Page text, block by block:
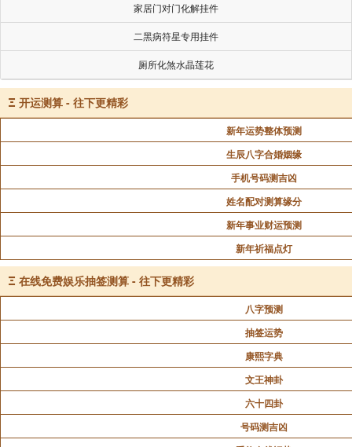
王府长史司。左、右长史各一人。(正五品)其属，典
人，(从八品)奉祠所，奉祠正一人，(正八品)副一人，
良医正一人，(正八品)副一人，(从八品)典仪所，典仪
革。)伴读四人，(从九品，后止设一人。)教授无定员
教授一人，(从九品)典膳一人。(正八品)镇国将军教授一
长史，掌王府之政讼，辅相规讽以匡王失，率府僚各
则诘长史。曾经过犯之人，毋得选用是职。审理，掌
善，掌讽导礼法，开谕古谊，及国家恩义大节，以诏
义迪王，校勘经籍。凡宗室年十岁以上，入宗学，教
洪武三年，置王相府，左、右相各一人，(正二品)左
之次。又置典签司、谘议官。寻以王府武相皆勋臣，
二品，参军，从五品，录事，正七品，审理正，正六
从七品，牧正，正八品，副，从八品，引礼舍人，省
掌文籍，少则缺之。寻改王相府所属奉祠、典宝、典
人，典簿一人，定王府孳牲所、仓库等官俱为杂职。
长史三人。郡王宾友二人，教授一人，记室二人，直
仪仗司，吏目一人。其宾辅、三伴、宾友、教授进见
(后各府亦渐置。)郡王府增设教授一人。又洪武七年
家居门对门化解挂件
二黑病符星专用挂件
厕所化煞水晶莲花
Ξ 开运测算 - 往下更精彩
新年运势整体预测
生辰八字合婚姻缘
手机号码测吉凶
姓名配对测算缘分
新年事业财运预测
新年祈福点灯
Ξ 在线免费娱乐抽签测算 - 往下更精彩
八字预测
抽签运势
康熙字典
文王神卦
六十四卦
号码测吉凶